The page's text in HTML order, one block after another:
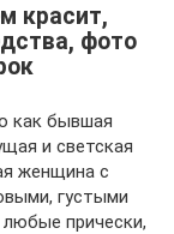
красит,
фото
как бывшая
и светская
женщина с
густыми
прически,